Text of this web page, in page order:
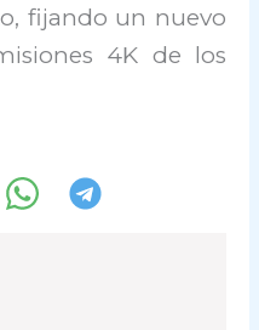
fijando un nuevo
4K de los